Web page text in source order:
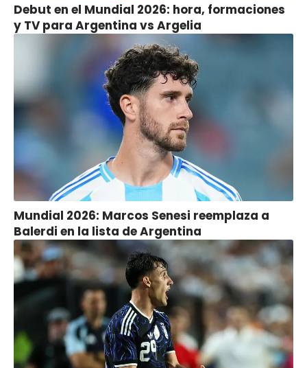
Debut en el Mundial 2026: hora, formaciones
y TV para Argentina vs Argelia
Mundial 2026: Marcos Senesi reemplaza a
Balerdi en la lista de Argentina